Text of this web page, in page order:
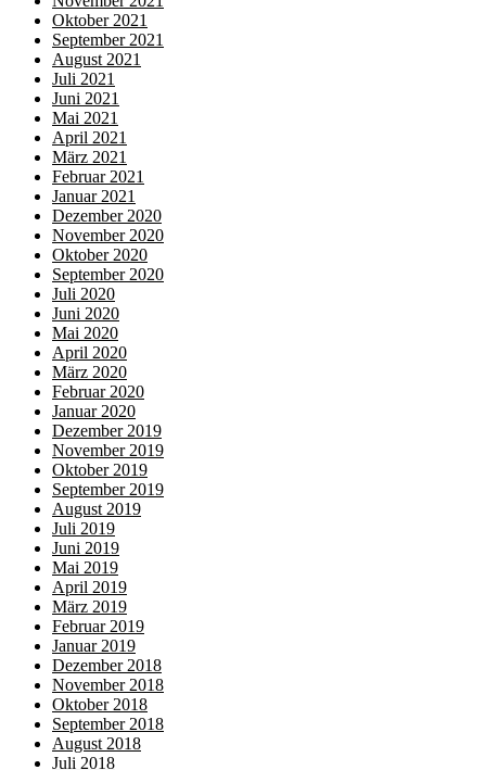
Oktober 2021
September 2021
August 2021
Juli 2021
Juni 2021
Mai 2021
April 2021
März 2021
Februar 2021
Januar 2021
Dezember 2020
November 2020
Oktober 2020
September 2020
Juli 2020
Juni 2020
Mai 2020
April 2020
März 2020
Februar 2020
Januar 2020
Dezember 2019
November 2019
Oktober 2019
September 2019
August 2019
Juli 2019
Juni 2019
Mai 2019
April 2019
März 2019
Februar 2019
Januar 2019
Dezember 2018
November 2018
Oktober 2018
September 2018
August 2018
Juli 2018